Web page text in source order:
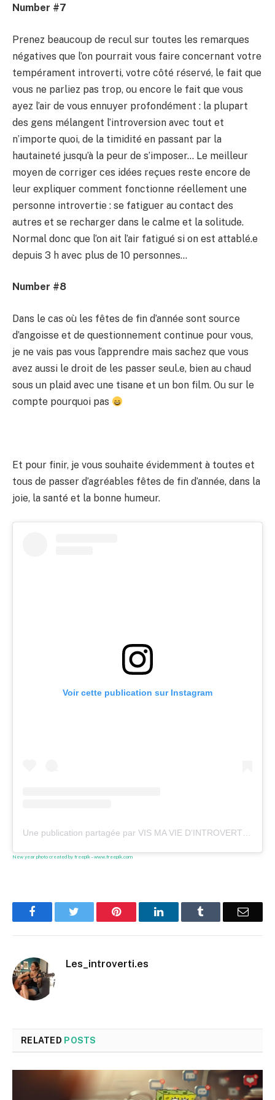
Number #7
Prenez beaucoup de recul sur toutes les remarques
négatives que l’on pourrait vous faire concernant votre
tempérament introverti, votre côté réservé, le fait que
vous ne parliez pas trop, ou encore le fait que vous
ayez l’air de vous ennuyer profondément : la plupart
des gens mélangent l’introversion avec tout et
n’importe quoi, de la timidité en passant par la
hautaineté jusqu’à la peur de s’imposer… Le meilleur
moyen de corriger ces idées reçues reste encore de
leur expliquer comment fonctionne réellement une
personne introvertie : se fatiguer au contact des
autres et se recharger dans le calme et la solitude.
Normal donc que l’on ait l’air fatigué si on est attablé.e
depuis 3 h avec plus de 10 personnes…
Number #8
Dans le cas où les fêtes de fin d’année sont source
d’angoisse et de questionnement continue pour vous,
je ne vais pas vous l’apprendre mais sachez que vous
avez aussi le droit de les passer seul.e, bien au chaud
sous un plaid avec une tisane et un bon film. Ou sur le
compte pourquoi pas
Et pour finir, je vous souhaite évidemment à toutes et
tous de passer d’agréables fêtes de fin d’année, dans la
joie, la santé et la bonne humeur.
Voir cette publication sur Instagram
New year photo created by freepik – www.freepik.com
Facebook Pinterest LinkedIn Email
Les_introverti.es
RELATED POSTS